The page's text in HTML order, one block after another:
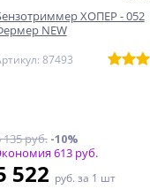
ХОПЕР - 052
NEW
87493
135 руб.-10%
613 руб.
522 руб. за 1 шт